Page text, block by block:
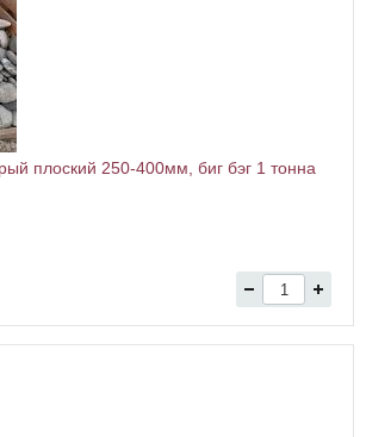
плоский 250-400мм, биг бэг 1 тонна